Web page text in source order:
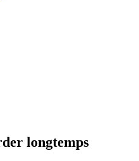
longtemps